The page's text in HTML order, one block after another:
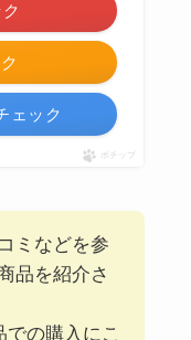
ェック
ポチップ
ミなどを参
品を紹介さ
での購入にこ